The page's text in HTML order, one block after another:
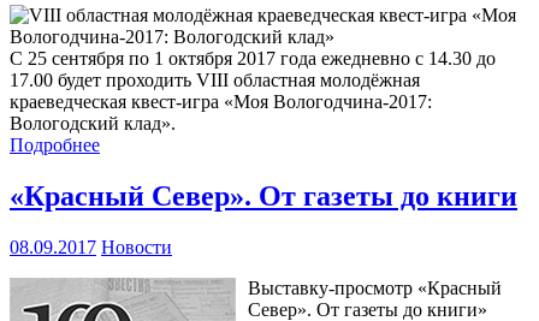
С 25 сентября по 1 октября 2017 года ежедневно с 14.30 до
17.00 будет проходить VIII областная молодёжная
краеведческая квест-игра «Моя Вологодчина-2017:
Вологодский клад».
Подробнее
«Красный Север». От газеты до книги
08.09.2017 Новости
Выставку-просмотр «Красный
Север». От газеты до книги»